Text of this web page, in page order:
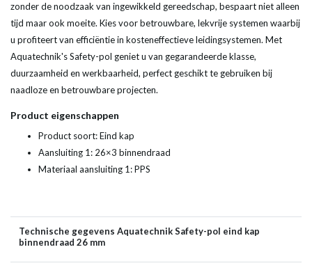
zonder de noodzaak van ingewikkeld gereedschap, bespaart niet alleen
tijd maar ook moeite. Kies voor betrouwbare, lekvrije systemen waarbij
u profiteert van efficiëntie in kosteneffectieve leidingsystemen. Met
Aquatechnik's Safety-pol geniet u van gegarandeerde klasse,
duurzaamheid en werkbaarheid, perfect geschikt te gebruiken bij
naadloze en betrouwbare projecten.
Product eigenschappen
Product soort: Eind kap
Aansluiting 1: 26×3 binnendraad
Materiaal aansluiting 1: PPS
Technische gegevens Aquatechnik Safety-pol eind kap
binnendraad 26 mm